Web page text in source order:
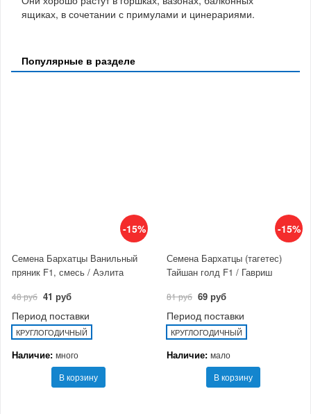
ящиках, в сочетании с примулами и цинерариями.
Популярные в разделе
-15%
Семена Бархатцы Ванильный
пряник F1, смесь / Аэлита
48 руб 41 руб
Период поставки
КРУГЛОГОДИЧНЫЙ
Наличие: много
В корзину
-15%
Семена Бархатцы (тагетес)
Тайшан голд F1 / Гавриш
81 руб 69 руб
Период поставки
КРУГЛОГОДИЧНЫЙ
Наличие: мало
В корзину